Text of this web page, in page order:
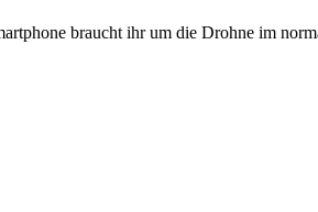
braucht ihr um die Drohne im